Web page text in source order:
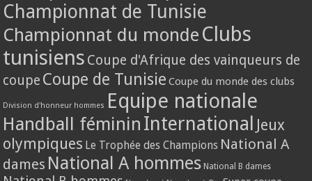
Championnat de Tunisie
Championnat du monde Clubs
tunisiens Coupe d'Afrique des vainqueurs de
coupe Coupe de Tunisie Coupe du monde des clubs
Division d'honneur hommes Equipe nationale
Handball féminin International
Jeux
olympiques Le Trophée des Champions National A
dames National A hommes National B dames